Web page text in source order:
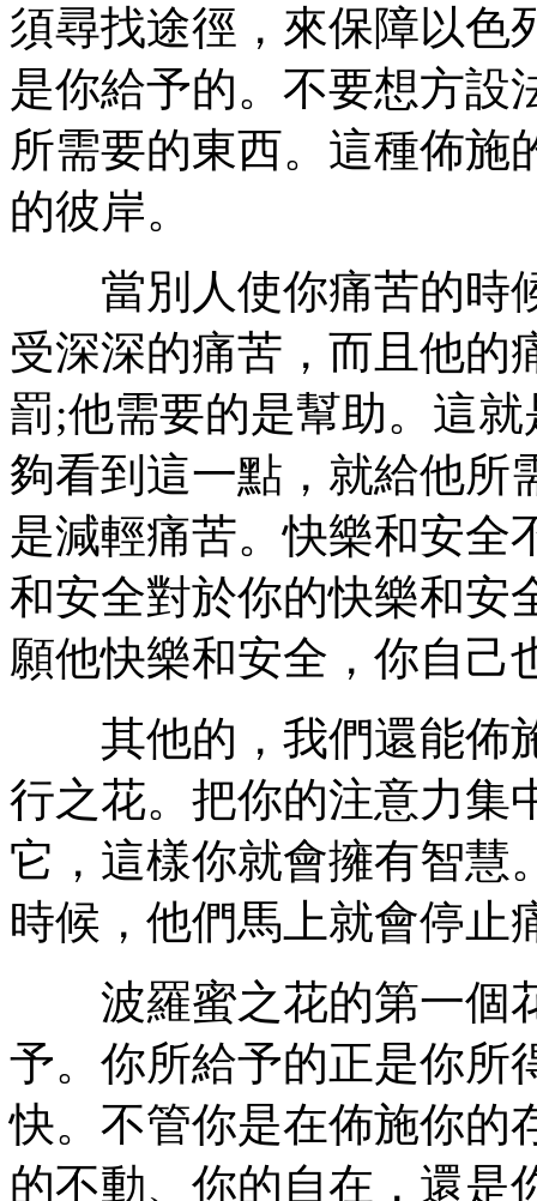
須尋找途徑，來保障以色
是你給予的。不要想方設
所需要的東西。這種佈施
的彼岸。
當別人使你痛苦的時
受深深的痛苦，而且他的
罰;他需要的是幫助。這
夠看到這一點，就給他所
是減輕痛苦。快樂和安全
和安全對於你的快樂和安
願他快樂和安全，你自己
其他的，我們還能佈
行之花。把你的注意力集
它，這樣你就會擁有智慧
時候，他們馬上就會停止
波羅蜜之花的第一個
予。你所給予的正是你所
快。不管你是在佈施你的
的不動、你的自在，還是